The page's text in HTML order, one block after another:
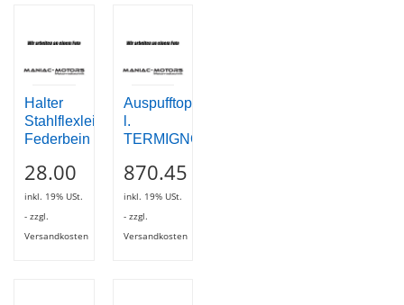
Halter
Stahlflexleitung
Federbein
28.00
inkl. 19% USt.
- zzgl.
Versandkosten
Auspufftopf
l.
TERMIGNONI
870.45
inkl. 19% USt.
- zzgl.
Versandkosten